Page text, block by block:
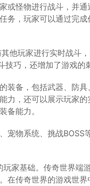
或怪物进行战斗，并
务，玩家可以通过完
他玩家进行实时战斗
巧，还增加了游戏的
装备，包括武器、防
力，还可以展示玩家
备能力。
宠物系统、挑战BOSS
家基础。传奇世界端
在传奇世界的游戏世